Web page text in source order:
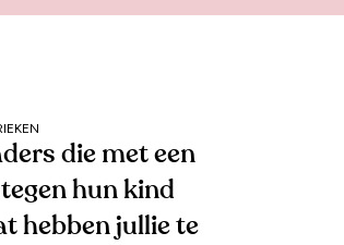
die met een
hun kind
hebben jullie te